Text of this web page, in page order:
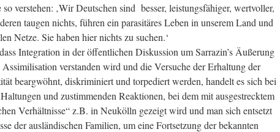
so verstehen: ‚Wir Deutschen sind besser, leistungsfähiger, wertvoller,
taugen nichts, führen ein parasitäres Leben in unserem Land und
Netze. Sie haben hier nichts zu suchen.‘
Integration in der öffentlichen Diskussion um Sarrazin’s Äußerung
verstanden wird und die Versuche der Erhaltung der
beargwöhnt, diskriminiert und torpediert werden, handelt es sich bei
und zustimmenden Reaktionen, bei dem mit ausgestrecktem
Verhältnisse“ z.B. in Neukölln gezeigt wird und man sich entsetzt
der ausländischen Familien, um eine Fortsetzung der bekannten